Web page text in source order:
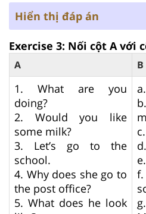
Hiển thị đáp án
Exercise 3: Nối cột A với
A B
1. What are you
doing?
2. Would you like
some milk?
3. Let’s go to the
school.
4. Why does she go to
the post office?
5. What does he look